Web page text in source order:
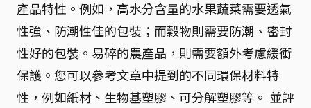
產品特性。例如，高水分含量的水果蔬菜需要透氣
性強、防潮性佳的包裝；而穀物則需要防潮、密封
性好的包裝。易碎的農產品，則需要額外考慮緩衝
保護。您可以參考文章中提到的不同環保材料特
性，例如紙材、生物基塑膠、可分解塑膠等。 並評